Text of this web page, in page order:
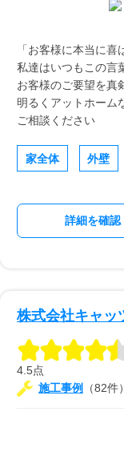
「お客様に本当に喜
私達はいつもこの言
お客様のご要望を真
明るくアットホーム
ご相談ください
家全体 外壁
詳細を確認
株式会社キャッ
4.5点
施工事例
（82件）